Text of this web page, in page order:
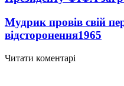
Мудрик провів свій
відсторонення1965
Читати коментарі